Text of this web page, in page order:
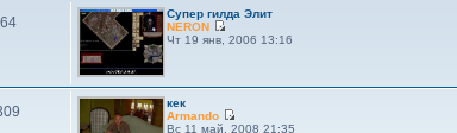
64
Супер гилда Элит
NERON
Чт 19 янв, 2006 13:16
кек
Armando
Вс 11 май, 2008 21:35